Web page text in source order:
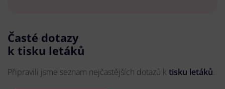
Časté dotazy
k tisku letáků
Připravili jsme seznam nejčastějších dotazů k tisku letáků.